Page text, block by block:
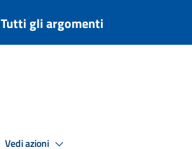
Tutti gli argomenti
Vedi azioni